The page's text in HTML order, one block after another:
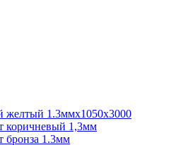
желтый 1.3ммх1050х3000
коричневый 1,3мм
бронза 1.3мм